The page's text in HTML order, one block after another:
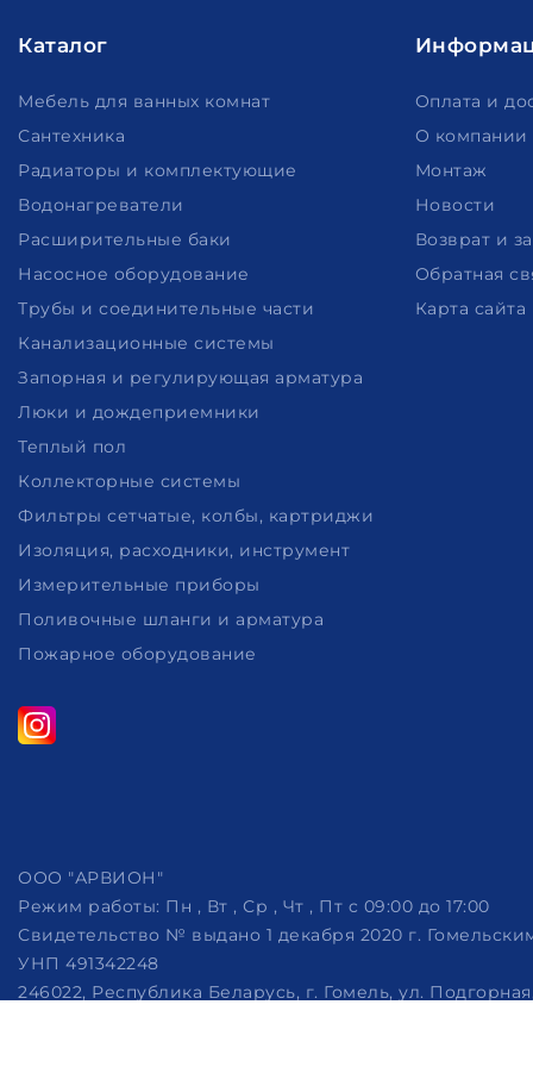
Каталог
Мебель для ванных комнат
Сантехника
Радиаторы и комплектующие
Водонагреватели
Расширительные баки
Насосное оборудование
Трубы и соединительные части
Канализационные системы
Запорная и регулирующая арматура
Люки и дождеприемники
Теплый пол
Коллекторные системы
Фильтры сетчатые, колбы, картриджи
Изоляция, расходники, инструмент
Измерительные приборы
Поливочные шланги и арматура
Пожарное оборудование
Оплата и
О компании
Монтаж
Новости
Возврат и
Обратная
Карта сайта
ООО "АРВИОН"
Режим работы: Пн , Вт , Ср , Чт , Пт c 09:00 до 17:00
Свидетельство № выдано 1 декабря 2020 г.
УНП 491342248
246022, Республика Беларусь, г. Гомель, ул.